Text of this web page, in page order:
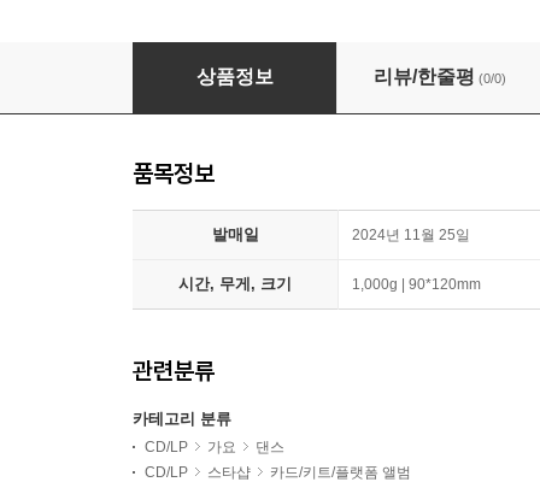
TWS (투어스) - 1st Single 'Last Bell'
상품정보 리뷰/한줄평 (0/0)
품목정보
발매일 2024년 11월 25일
시간, 무게, 크기 1,000g | 90*120mm
관련분류
카테고리 분류
CD/LP 가요
댄스
CD/LP
스타샵
카드/키트/플랫폼 앨범